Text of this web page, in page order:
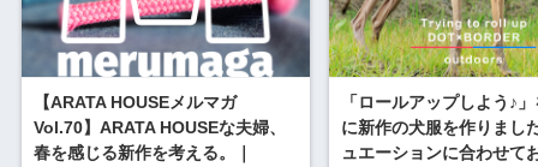
【ARATA HOUSEメルマガ
Vol.70】ARATA HOUSEな夫婦、
春を感じる新作を考える。｜
「ロールアップしよう♪
に新作の犬服を作りまし
ュエーションに合わせて